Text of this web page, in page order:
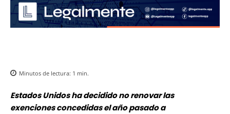
Minutos de lectura: 1 min.
Estados Unidos ha decidido no renovar las
exenciones concedidas el año pasado a